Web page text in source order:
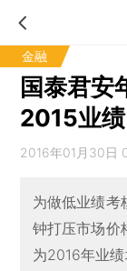
金融
国泰君安
2015业绩
2016年01月30日
为做低业绩考
钟打压市场价
为2016年业